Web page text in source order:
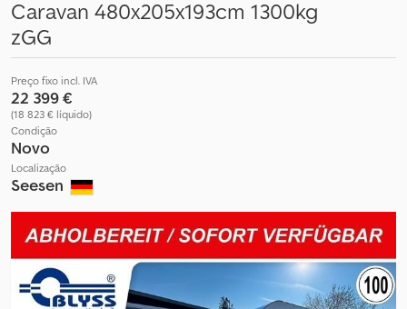
Caravan 480x205x193cm 1300kg
zGG
Preço fixo incl. IVA
22 399 €
(18 823 € líquido)
Condição
Novo
Localização
Seesen